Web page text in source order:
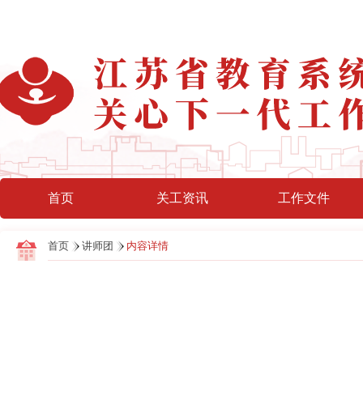
首页 关工资讯 工作文件
首页 讲师团 内容详情